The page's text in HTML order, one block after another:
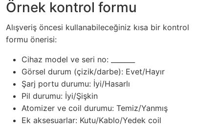
Örnek kontrol formu
Alışveriş öncesi kullanabileceğiniz kısa bir kontrol
formu önerisi:
Cihaz model ve seri no: _______
Görsel durum (çizik/darbe): Evet/Hayır
Şarj portu durumu: İyi/Hasarlı
Pil durumu: İyi/Şişkin
Atomizer ve coil durumu: Temiz/Yanmış
Ek aksesuarlar: Kutu/Kablo/Yedek coil